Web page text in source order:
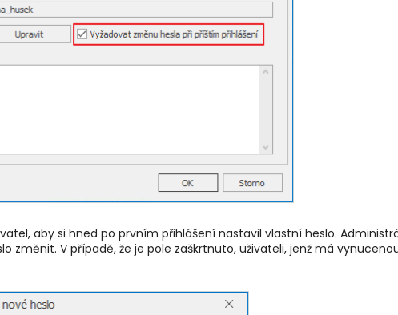
aby si hned po prvním přihlášení nastavil vlastní heslo.
změnit. V případě, že je pole zaškrtnuto, uživateli, jenž má